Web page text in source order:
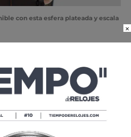
con esta esfera plateada y escala
mientras que el de acero es
×